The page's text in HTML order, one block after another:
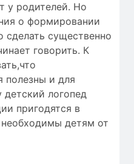
у родителей. Но
о формировании
существенно
говорить. К
полезны и для
логопед
пригодятся в
детям от